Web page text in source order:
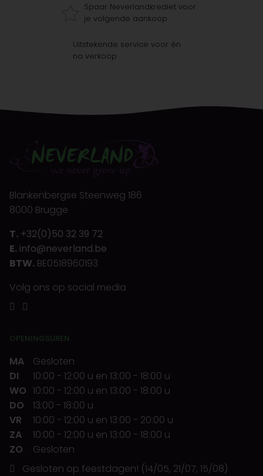
Spaar Neverlandkrediet voor
je volgende aankoop
Uitstekende service voor én
na verkoop
Blankenbergse Steenweg 186
8000 Brugge
T. +32(0)50 32 39 72
E. info@neverland.be
BTW. BE0518960193
Volg ons op social media
OPENINGSUREN
MA
Gesloten
DI
10:00 - 12:00 u en 13:00 - 18:00 u
WO 10:00 - 12:00 u en 13:00 - 18:00 u
DO
13:00 - 18:00 u
VR
10:00 - 12:00 u en 13:00 - 20:00 u
ZA
10:00 - 12:00 u en 13:00 - 18:00 u
ZO
Gesloten
Gesloten op feestdagen! (14/05, 21/07, 15/08)